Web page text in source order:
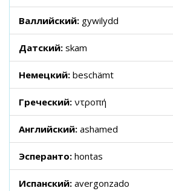
Валлийский: gywilydd
Датский: skam
Немецкий: beschämt
Греческий: ντροπή
Английский: ashamed
Эсперанто: hontas
Испанский: avergonzado